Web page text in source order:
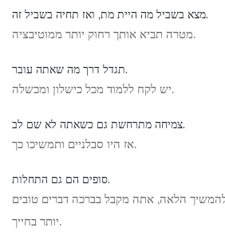
מצא בשביל מה היית מת, ואז תחיה בשביל זה.
מטרה תביא אותך רחוק יותר ממוטיבציה.
תגדל דרך מה שאתה עובר.
יש לקח ללמוד מכל כישלון ומכשלה.
צמיחה מתרחשת גם כשאתה לא שם לב.
אז היו סבלניים ותמשיכו כך.
סופים הם גם התחלות.
הלאה, אתה מקבל בברכה דברים טובים
יותר בחייך.